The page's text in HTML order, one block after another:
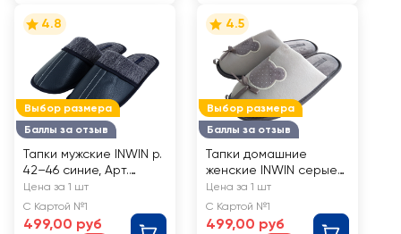
Выбор размера
Баллы за отзыв
4.8
Тапки мужские INWIN р.
42–46 синие, Арт.
HW76088
Цена за 1 шт
С Картой №1
499,00 руб
Выбор размера
Баллы за отзыв
4.5
Тапки домашние
женские INWIN серые,
Арт. SCH-0809
Цена за 1 шт
С Картой №1
499,00 руб